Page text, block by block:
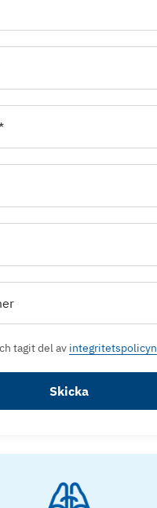
tagit del av integritetspolicyn
Skicka